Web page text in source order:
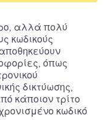
αλλά πολύ
κωδικούς
όπως
δικτύωσης,
κάποιον τρίτο
κωδικό